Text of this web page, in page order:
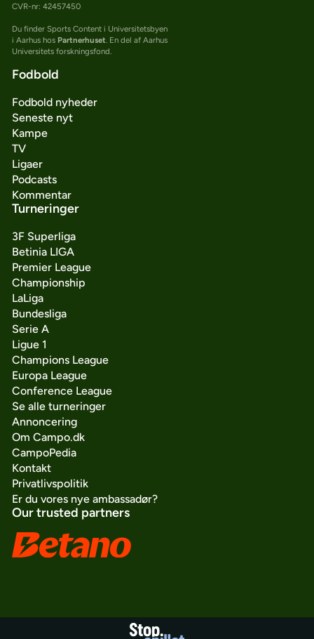
CVR-nr: 42457450
Du finder Sports Content i Universitetsbyen
i Aarhus hos Partnerhuset . En del af Aarhus
Universitets forskningsfond.
Fodbold
Fodbold nyheder
Seneste nyt
Kampe
TV
Ligaer
Podcasts
Kommentar
Turneringer
3F Superliga
Betinia LIGA
Premier League
Championship
LaLiga
Bundesliga
Serie A
Ligue 1
Champions League
Europa League
Conference League
Se alle turneringer
Annoncering
Om Campo.dk
CampoPedia
Kontakt
Privatlivspolitik
Er du vores nye ambassadør?
Our trusted partners